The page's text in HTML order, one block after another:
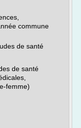
commune
de santé
de santé
femme)